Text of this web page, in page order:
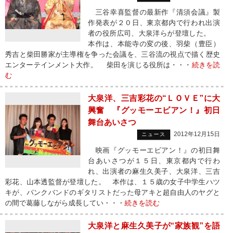
三谷幸喜監督の最新作『清須会議』製
作発表が２０日、東京都内で行われ出演
者の役所広司、大泉洋らが登壇した。
本作は、本能寺の変の後、羽柴（豊臣）
秀吉と柴田勝家が主導権を争った会議を、三谷流の視点で描く歴史
エンターテインメント大作。 柴田を演じる役所は・・・ 続きを読
む
大泉洋、三吉彩花の“ＬＯＶＥ”に大
興奮 『グッモーエビアン！』初日
舞台あいさつ
ニュース 2012年12月15日
映画『グッモーエビアン！』の初日舞
台あいさつが１５日、東京都内で行わ
れ、出演者の麻生久美子、大泉洋、三吉
彩花、山本透監督が登壇した。 本作は、１５歳の女子中学生ハツ
キが、パンクバンドのギタリストだった母アキと超自由人のヤグと
の間で葛藤しながら成長してい・・・ 続きを読む
大泉洋と麻生久美子が“家族観”を語